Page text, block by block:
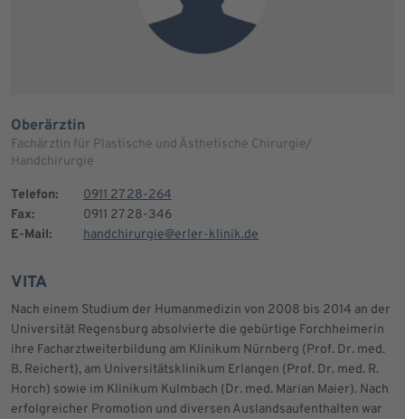
Oberärztin
Fachärztin für Plastische und Ästhetische Chirurgie/
Handchirurgie
Telefon:
0911 27 28-264
Fax:
0911 27 28-346
E-Mail:
handchirurgie@erler-klinik.de
VITA
Nach einem Studium der Humanmedizin von 2008 bis 2014 an der
Universität Regensburg absolvierte die gebürtige Forchheimerin
ihre Facharztweiterbildung am Klinikum Nürnberg (Prof. Dr. med.
B. Reichert), am Universitätsklinikum Erlangen (Prof. Dr. med. R.
Horch) sowie im Klinikum Kulmbach (Dr. med. Marian Maier). Nach
erfolgreicher Promotion und diversen Auslandsaufenthalten war